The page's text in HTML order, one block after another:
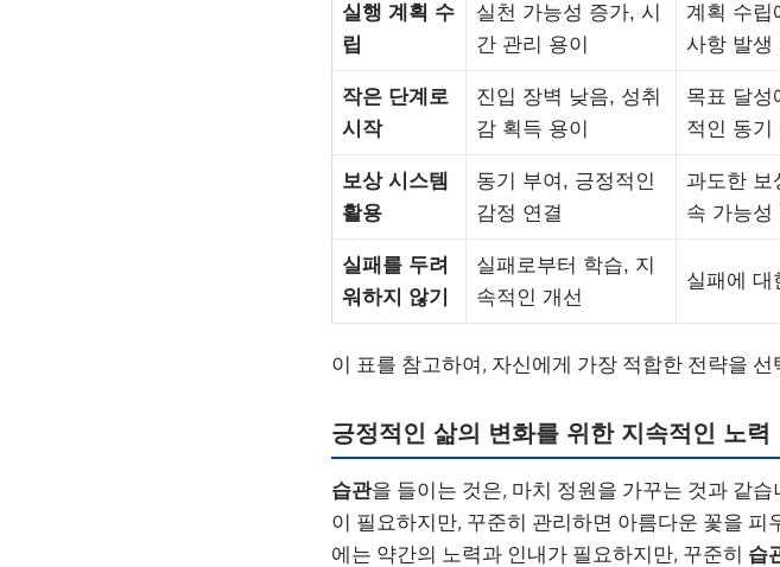
실행 계획 수
립
실천 가능성 증가, 시
간 관리 용이
계획 수립
사항 발생
작은 단계로
시작
진입 장벽 낮음, 성취
감 획득 용이
목표 달성
적인 동기
보상 시스템
활용
동기 부여, 긍정적인
감정 연결
과도한 보
속 가능성
실패를 두려
워하지 않기
실패로부터 학습, 지
속적인 개선
실패에 대
이 표를 참고하여, 자신에게 가장 적합한 전략을 선
긍정적인 삶의 변화를 위한 지속적인 노력
습관을 들이는 것은, 마치 정원을 가꾸는 것과 같
이 필요하지만, 꾸준히 관리하면 아름다운 꽃을
에는 약간의 노력과 인내가 필요하지만, 꾸준히 습